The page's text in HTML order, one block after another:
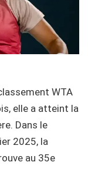
WTA
elle a atteint la
Dans le
2025, la
au 35e